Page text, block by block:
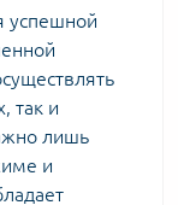
успешной
так и
лишь
и